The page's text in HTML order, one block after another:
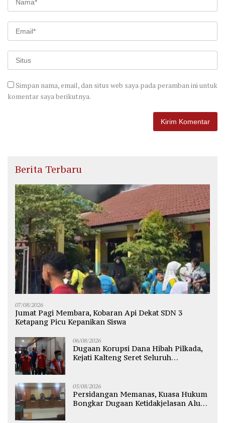
Simpan nama, email, dan situs web saya pada peramban ini untuk
komentar saya berikutnya.
Berita Terbaru
07/08/2026
Jumat Pagi Membara, Kobaran Api Dekat SDN 3
Ketapang Picu Kepanikan Siswa
06/08/2026
Dugaan Korupsi Dana Hibah Pilkada,
Kejati Kalteng Seret Seluruh
05/08/2026
Persidangan Memanas, Kuasa Hukum
Bongkar Dugaan Ketidakjelasan Alur